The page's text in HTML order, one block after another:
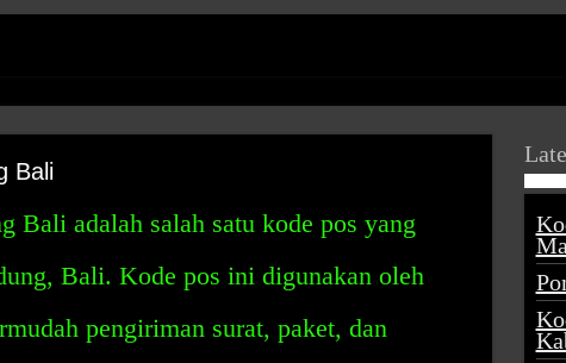
Bali
Bali adalah salah satu kode pos yang
Bali. Kode pos ini digunakan oleh
pengiriman surat, paket, dan